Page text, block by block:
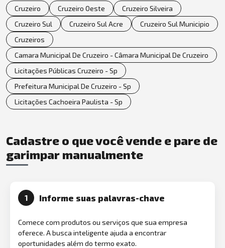
Cruzeiro Cruzeiro Oeste
Cruzeiro Silveira
Cruzeiro Sul
Cruzeiro Sul Acre
Cruzeiro Sul Municipio
Cruzeiros
Camara Municipal De Cruzeiro - Câmara Municipal De Cruzeiro
Licitações Públicas Cruzeiro - Sp
Prefeitura Municipal De Cruzeiro - Sp
Licitações Cachoeira Paulista - Sp
Cadastre o que você vende e pare de
garimpar manualmente
1 Informe suas palavras-chave
Comece com produtos ou serviços que sua empresa
oferece. A busca inteligente ajuda a encontrar
oportunidades além do termo exato.